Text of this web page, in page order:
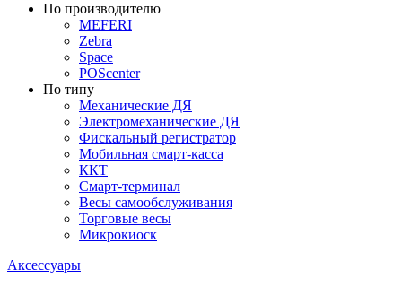
По производителю
MEFERI
Zebra
Space
POScenter
По типу
Механические ДЯ
Электромеханические ДЯ
Фискальный регистратор
Мобильная смарт-касса
ККТ
Смарт-терминал
Весы самообслуживания
Торговые весы
Микрокиоск
Аксессуары